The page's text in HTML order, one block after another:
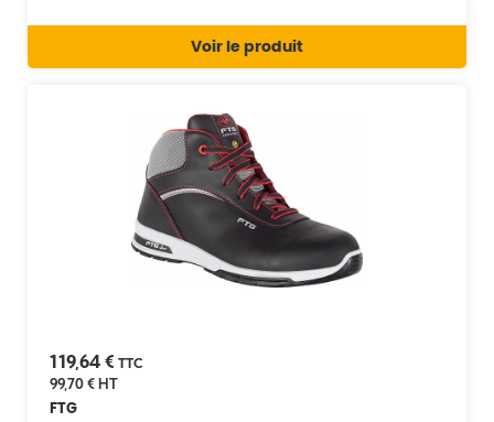
Voir le produit
119,64 € TTC
99,70 €HT
FTG